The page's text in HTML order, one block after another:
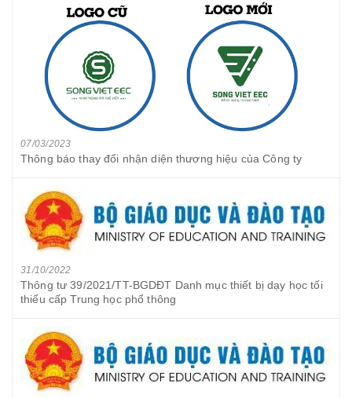
07/03/2023
Thông báo thay đổi nhận diện thương hiệu của Công ty
31/10/2022
Thông tư 39/2021/TT-BGDĐT Danh mục thiết bị dạy học tối
thiểu cấp Trung học phổ thông